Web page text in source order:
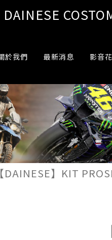
DAINESE
於我們 最新消息 影音
DAINESE】KIT